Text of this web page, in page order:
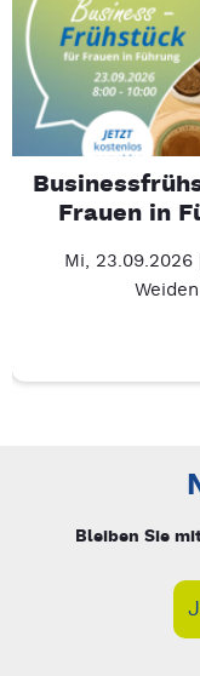
Frauen in
Mi, 23.09.2026
Weiden
Bleiben Sie